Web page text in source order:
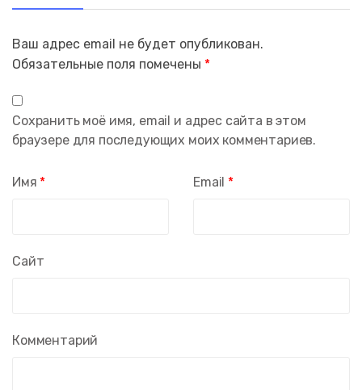
Ваш адрес email не будет опубликован.
Обязательные поля помечены *
Комментарий
Имя * Email *
Сайт
Сохранить моё имя, email и адрес сайта в этом
браузере для последующих моих комментариев.